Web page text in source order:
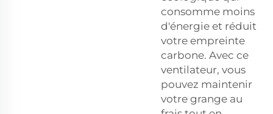
consomme moins
d'énergie et réduit
votre empreinte
carbone. Avec ce
ventilateur, vous
pouvez maintenir
votre grange au